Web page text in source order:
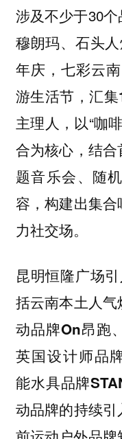
涉及不少于30
穆朗玛、石头
年庆，七彩云
游生活节，汇
主理人 ，以“咖
合为核心，结
题音乐会、随
容，构建出集
力社交场。
昆明恒隆广场
括云南本土人气
动品牌On昂跑
英国设计师品
能水具品牌
动品牌的持续